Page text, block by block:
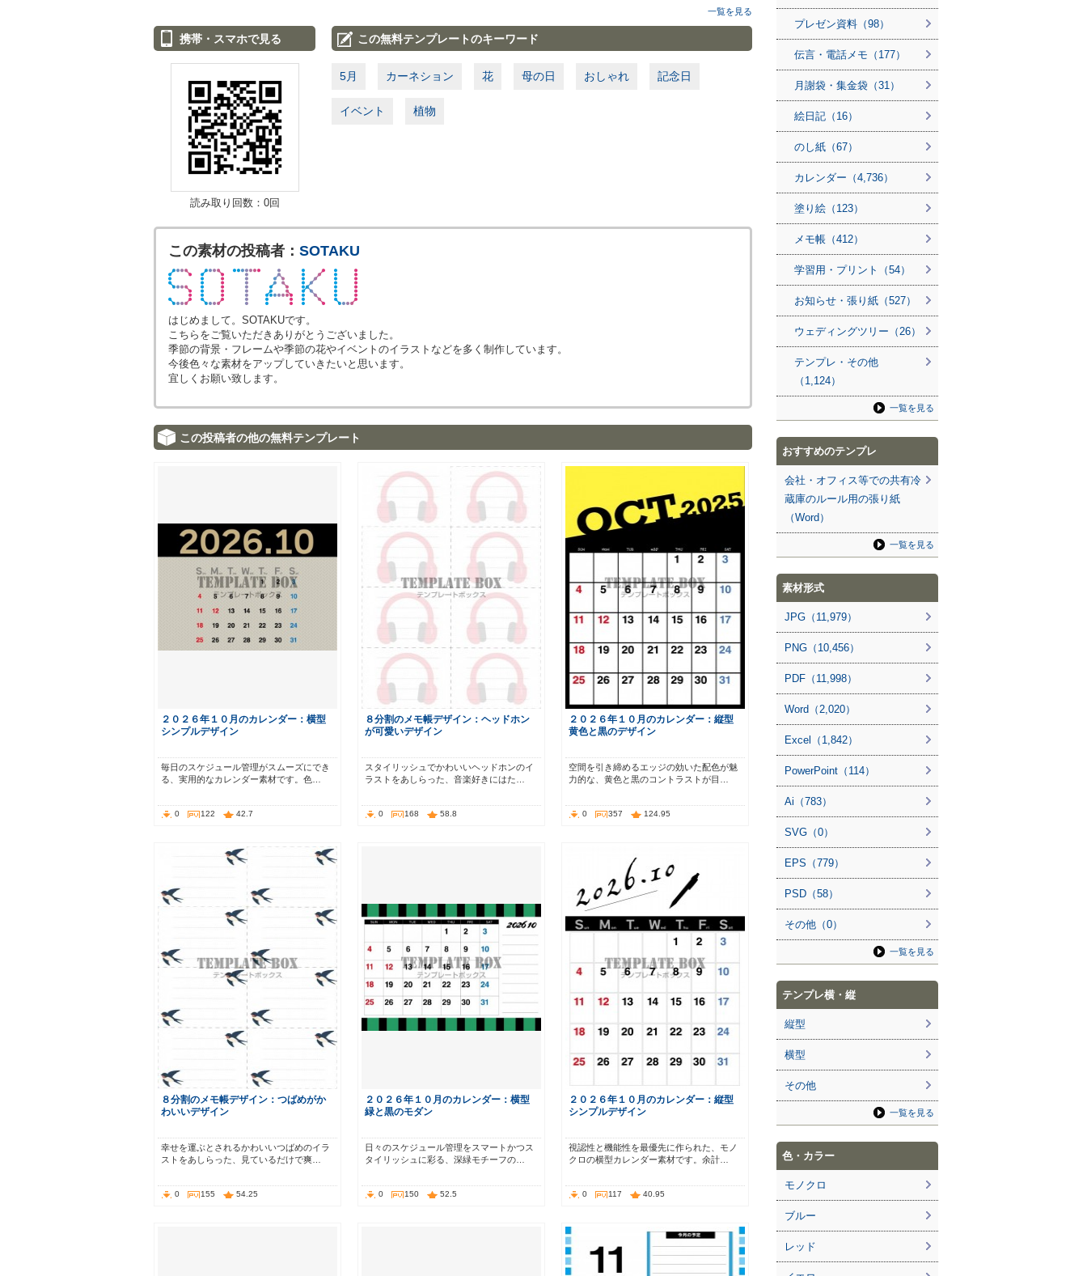
一覧を見る
携帯・スマホで見る
読み取り回数：0回
この無料テンプレートのキーワード
5月 カーネション 花 母の日 おしゃれ 記念日
イベント 植物
この素材の投稿者： SOTAKU
はじめまして。SOTAKUです。
こちらをご覧いただきありがとうございました。
季節の背景・フレームや季節の花やイベントのイラストなどを多く制作しています。
今後色々な素材をアップしていきたいと思います。
宜しくお願い致します。
この投稿者の他の無料テンプレート
２０２６年１０月のカレンダー：横型
シンプルデザイン
毎日のスケジュール管理がスムーズにでき
る、実用的なカレンダー素材です。色…
0 122 42.7
８分割のメモ帳デザイン：ヘッドホン
が可愛いデザイン
スタイリッシュでかわいいヘッドホンのイ
ラストをあしらった、音楽好きにはた…
0 168 58.8
２０２６年１０月のカレンダー：縦型
黄色と黒のデザイン
空間を引き締めるエッジの効いた配色が魅
力的な、黄色と黒のコントラストが目…
0 357 124.95
８分割のメモ帳デザイン：つばめがか
わいいデザイン
幸せを運ぶとされるかわいいつばめのイラ
ストをあしらった、見ているだけで爽…
0 155 54.25
２０２６年１０月のカレンダー：横型
緑と黒のモダン
日々のスケジュール管理をスマートかつス
タイリッシュに彩る、深緑モチーフの…
0 150 52.5
２０２６年１０月のカレンダー：縦型
シンプルデザイン
視認性と機能性を最優先に作られた、モノ
クロの横型カレンダー素材です。余計…
0 117 40.95
プレゼン資料（98）
伝言・電話メモ（177）
月謝袋・集金袋（31）
絵日記（16）
のし紙（67）
カレンダー（4,736）
塗り絵（123）
メモ帳（412）
学習用・プリント（54）
お知らせ・張り紙（527）
ウェディングツリー（26）
テンプレ・その他
（1,124）
一覧を見る
おすすめのテンプレ
会社・オフィス等での共有冷
蔵庫のルール用の張り紙
（Word）
一覧を見る
素材形式
JPG（11,979）
PNG（10,456）
PDF（11,998）
Word（2,020）
Excel（1,842）
PowerPoint（114）
Ai（783）
SVG（0）
EPS（779）
PSD（58）
その他（0）
一覧を見る
テンプレ横・縦
縦型
横型
その他
一覧を見る
色・カラー
モノクロ
ブルー
レッド